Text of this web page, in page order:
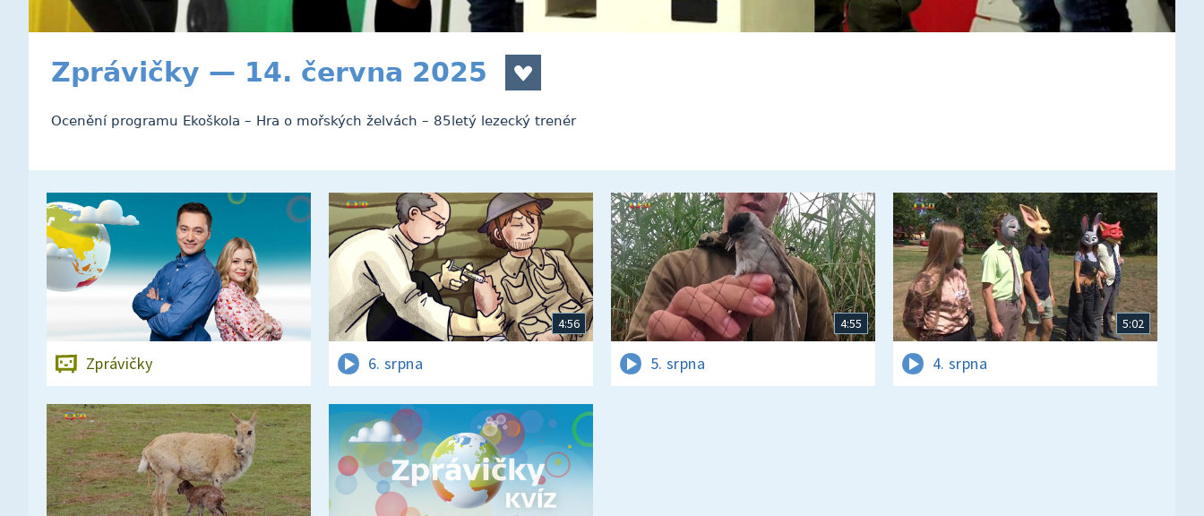
Zprávičky — 14. června 2025
Ocenění programu Ekoškola – Hra o mořských želvách – 85letý lezecký trenér
Zprávičky
4:56
6. srpna
4:55
5. srpna
5:02
4. srpna